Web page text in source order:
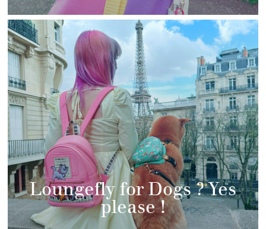
Loungefly for Dogs ? Yes
please !